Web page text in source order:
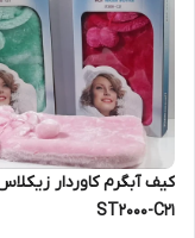
کیف آبگرم کاوردار
ST2000-C21